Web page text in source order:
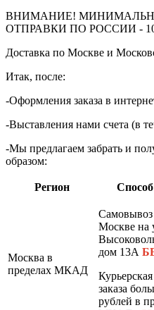
ВНИМАНИЕ!
ОТПРАВКИ ПО РОССИИ - 10
Доставка по Москве и
Итак, после:
-Оформления заказа в
-Выставления нами счета (в
-Мы предлагаем забрать и
образом:
Регион
Москва в
пределах МКАД
Самовывоз
Москве на
дом 13А
заказа
рублей в